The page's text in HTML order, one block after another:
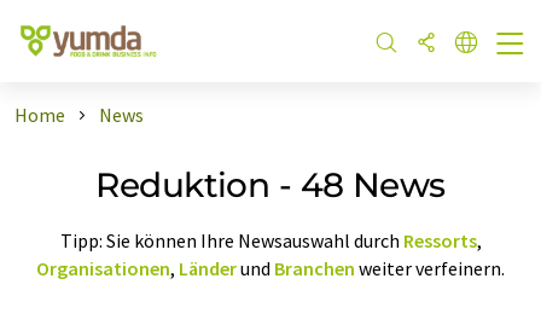
Home News
Reduktion - 48 News
Tipp: Sie können Ihre Newsauswahl durch Ressorts,
Organisationen, Länderund Branchen weiter verfeinern.